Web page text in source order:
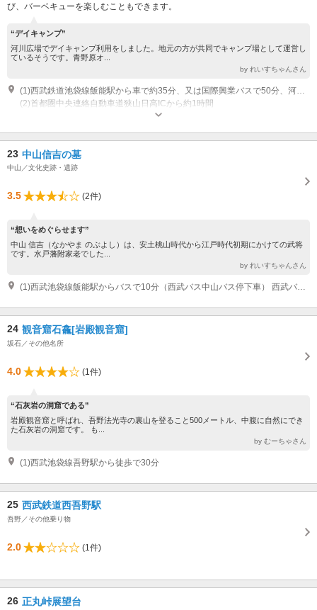
び、バーベキューを楽しむこともできます。
“デイキャンプ”
河川広場でデイキャンプ利用をしました。地元の方が共同でキャンプ場として運営し
ているそうです。青野原オ...
by れいすちゃんさん
(2)首都圏中央連絡自動車道狭山日高ICから約1時間
開園時間：8：00～18：00 休園日：無休 ※天候不順及び、災害時は閉鎖
23 中山信吉の墓
中山／文化史跡・遺跡
3.5 (2件)
“想いをめぐらせます”
中山 信吉（なかやま のぶよし）は、安土桃山時代から江戸時代初期にかけての武将
です。水戸藩附家老でした...
by れいすちゃんさん
(1)西武池袋線飯能駅からバスで10分（西武バス中山バス停下車） 西武バス中山バス停から徒歩で5分
24 観音窟石龕[岩殿観音窟]
坂石／その他名所
4.0 (1件)
“石灰岩の洞窟である”
岩殿観音窟と呼ばれ、吾野法光寺の裏山を登ること500メートル、中腹に自然にでき
た石灰岩の洞窟です。 も...
by むーちゃさん
(1)西武池袋線吾野駅から徒歩で30分
25 西武鉄道西吾野駅
吾野／その他乗り物
2.0 (1件)
26 正丸峠展望台